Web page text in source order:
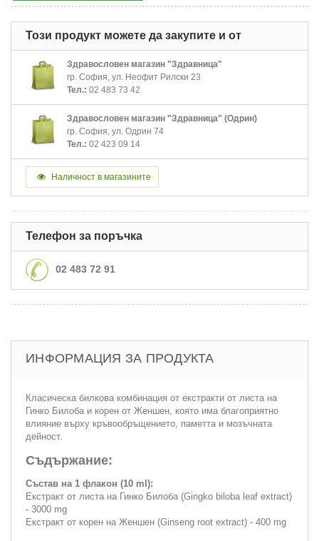
Този продукт можете да закупите и от
Здравословен магазин "Здравница"
гр. София, ул. Неофит Рилски 23
Тел.: 02 483 73 42
Здравословен магазин "Здравница" (Одрин)
гр. София, ул. Одрин 74
Тел.: 02 423 09 14
Наличност в магазините
Телефон за поръчка
02 483 72 91
ИНФОРМАЦИЯ ЗА ПРОДУКТА
Класическа билкова комбинация от екстракти от листа на
Гинко Билоба и корен от Женшен, която има благоприятно
влияние върху кръвообръщението, паметта и мозъчната
дейност.
Съдържание:
Състав на 1 флакон (10 ml):
Екстракт от листа на Гинко Билоба (Gingko biloba leaf extract)
- 3000 mg
Екстракт от корен на Женшен (Ginseng root extract) - 400 mg